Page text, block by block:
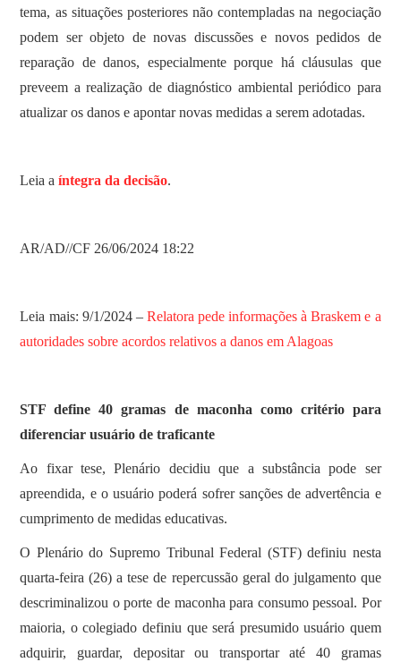
tema, as situações posteriores não contempladas na negociação
podem ser objeto de novas discussões e novos pedidos de
reparação de danos, especialmente porque há cláusulas que
preveem a realização de diagnóstico ambiental periódico para
atualizar os danos e apontar novas medidas a serem adotadas.
Leia aíntegra da decisão.
AR/AD//CF 26/06/2024 18:22
Leia mais: 9/1/2024 – Relatora pede informações à Braskem e a
autoridades sobre acordos relativos a danos em Alagoas
STF define 40 gramas de maconha como critério para
diferenciar usuário de traficante
Ao fixar tese, Plenário decidiu que a substância pode ser
apreendida, e o usuário poderá sofrer sanções de advertência e
cumprimento de medidas educativas.
O Plenário do Supremo Tribunal Federal (STF) definiu nesta
quarta-feira (26) a tese de repercussão geral do julgamento que
descriminalizou o porte de maconha para consumo pessoal. Por
maioria, o colegiado definiu que será presumido usuário quem
adquirir, guardar, depositar ou transportar até 40 gramas